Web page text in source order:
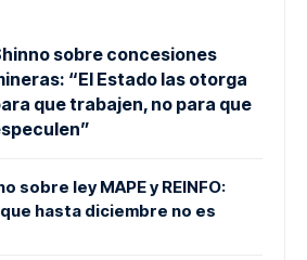
sobre concesiones
“El Estado las otorga
que trabajen, no para que
sobre ley MAPE y REINFO:
hasta diciembre no es